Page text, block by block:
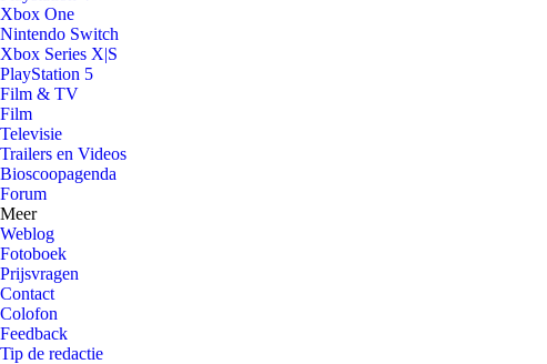
Xbox One
Nintendo Switch
Xbox Series X|S
PlayStation 5
Film & TV
Film
Televisie
Trailers en Videos
Bioscoopagenda
Forum
Meer
Weblog
Fotoboek
Prijsvragen
Contact
Colofon
Feedback
Tip de redactie